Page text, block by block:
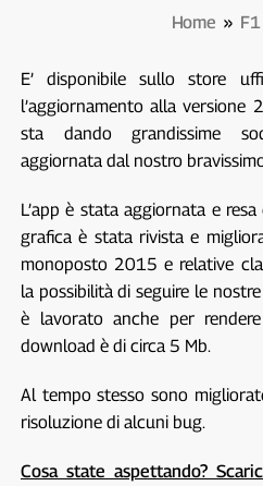
Home » F1
E’ disponibile sullo store
l’aggiornamento alla
sta dando grandissime
aggiornata dal nostro
L’app è stata aggiornata e
grafica è stata rivista e
monoposto 2015 e relative
la possibilità di seguire le
è lavorato anche per
download è di circa 5 Mb.
Al tempo stesso sono
risoluzione di alcuni bug.
Cosa state aspettando?